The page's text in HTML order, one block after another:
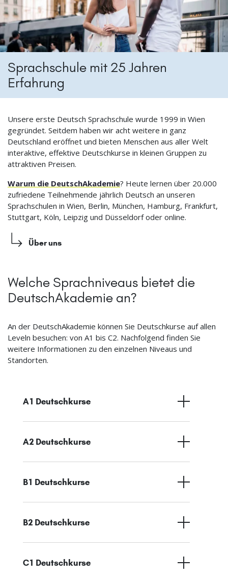
Sprachschule mit 25 Jahren
Erfahrung
Unsere erste Deutsch Sprachschule wurde 1999 in Wien
gegründet. Seitdem haben wir acht weitere in ganz
Deutschland eröffnet und bieten Menschen aus aller Welt
interaktive, effektive Deutschkurse in kleinen Gruppen zu
attraktiven Preisen.
Warum die DeutschAkademie? Heute lernen über 20.000
zufriedene Teilnehmende jährlich Deutsch an unseren
Sprachschulen in Wien, Berlin, München, Hamburg, Frankfurt,
Stuttgart, Köln, Leipzig und Düsseldorf oder online.
Über uns
Welche Sprachniveaus bietet die
DeutschAkademie an?
An der DeutschAkademie können Sie Deutschkurse auf allen
Leveln besuchen: von A1 bis C2. Nachfolgend finden Sie
weitere Informationen zu den einzelnen Niveaus und
Standorten.
A1 Deutschkurse
A2 Deutschkurse
B1 Deutschkurse
B2 Deutschkurse
C1 Deutschkurse